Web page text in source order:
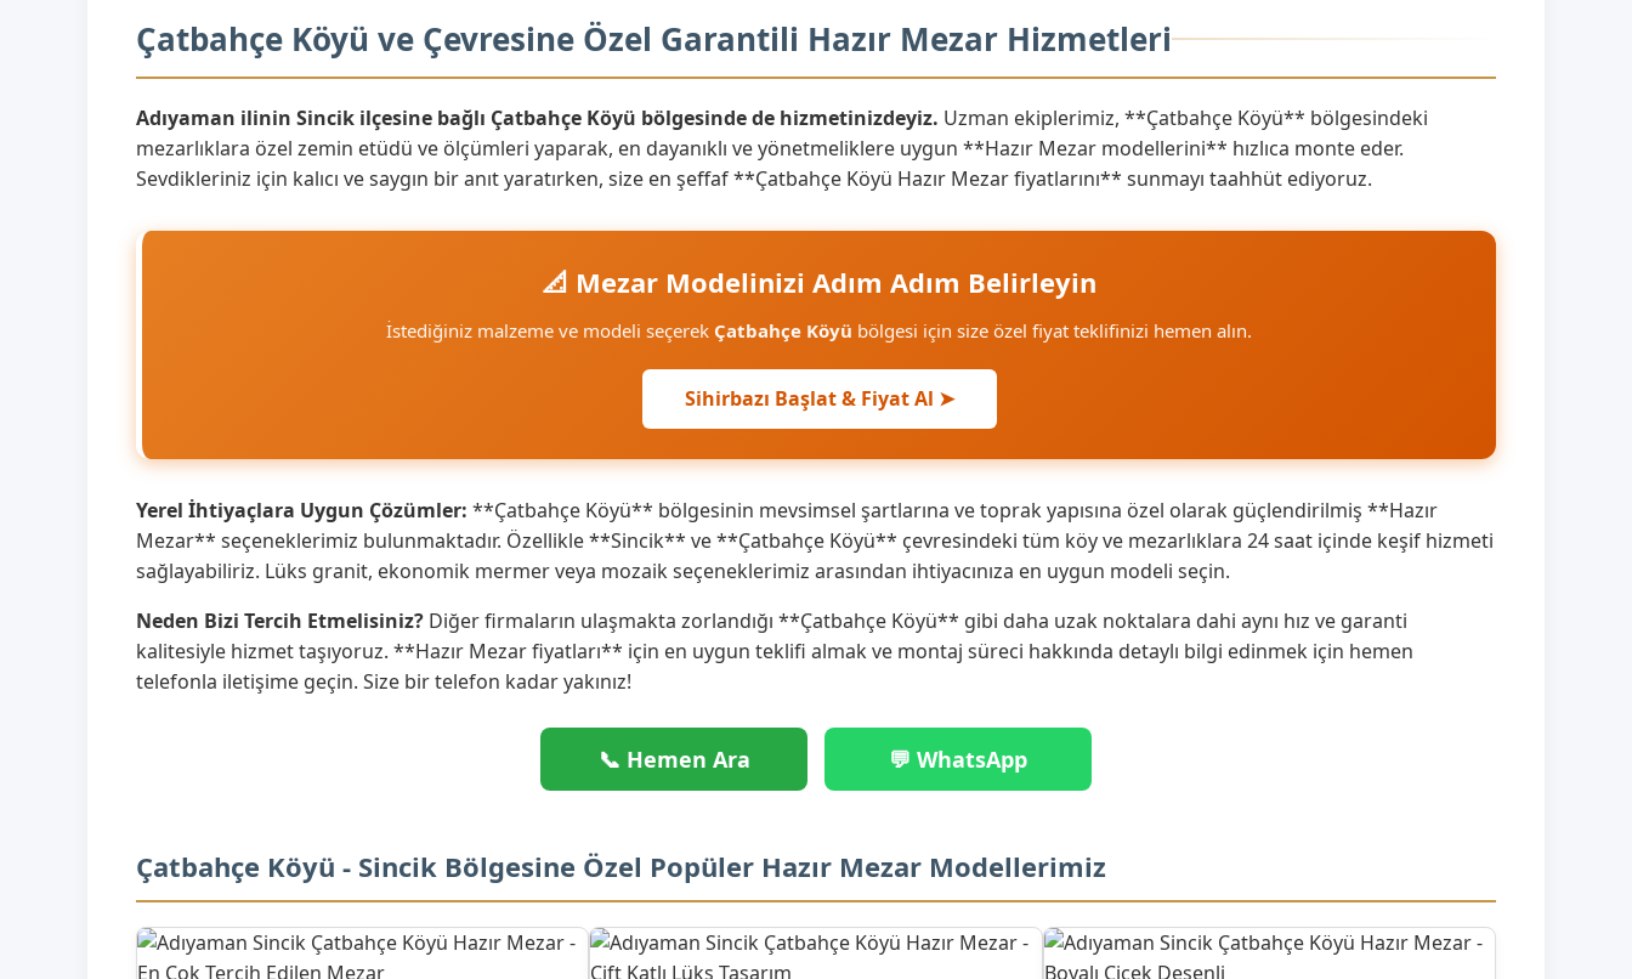
Çatbahçe Köyü ve Çevresine Özel Garantili Hazır Mezar Hizmetleri
Adıyaman ilinin Sincik ilçesine bağlı Çatbahçe Köyü bölgesinde de hizmetinizdeyiz. Uzman ekiplerimiz, **Çatbahçe Köyü** bölgesindeki
mezarlıklara özel zemin etüdü ve ölçümleri yaparak, en dayanıklı ve yönetmeliklere uygun **Hazır Mezar modellerini** hızlıca monte eder.
Sevdikleriniz için kalıcı ve saygın bir anıt yaratırken, size en şeffaf **Çatbahçe Köyü Hazır Mezar fiyatlarını** sunmayı taahhüt ediyoruz.
📐 Mezar Modelinizi Adım Adım Belirleyin
İstediğiniz malzeme ve modeli seçerek Çatbahçe Köyü bölgesi için size özel fiyat teklifinizi hemen alın.
Sihirbazı Başlat & Fiyat Al ➤
Yerel İhtiyaçlara Uygun Çözümler: **Çatbahçe Köyü** bölgesinin mevsimsel şartlarına ve toprak yapısına özel olarak güçlendirilmiş **Hazır
Mezar** seçeneklerimiz bulunmaktadır. Özellikle **Sincik** ve **Çatbahçe Köyü** çevresindeki tüm köy ve mezarlıklara 24 saat içinde keşif hizmeti
sağlayabiliriz. Lüks granit, ekonomik mermer veya mozaik seçeneklerimiz arasından ihtiyacınıza en uygun modeli seçin.
Neden Bizi Tercih Etmelisiniz? Diğer firmaların ulaşmakta zorlandığı **Çatbahçe Köyü** gibi daha uzak noktalara dahi aynı hız ve garanti
kalitesiyle hizmet taşıyoruz. **Hazır Mezar fiyatları** için en uygun teklifi almak ve montaj süreci hakkında detaylı bilgi edinmek için hemen
telefonla iletişime geçin. Size bir telefon kadar yakınız!
📞 Hemen Ara 💬 WhatsApp
Çatbahçe Köyü - Sincik Bölgesine Özel Popüler Hazır Mezar Modellerimiz